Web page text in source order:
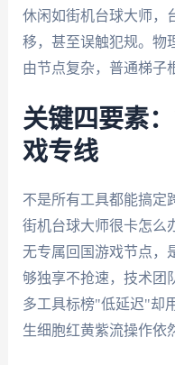
休闲如街机台球大师，
移，甚至误触犯规。物
由节点复杂，普通梯子
关键四要素
戏专线
不是所有工具都能搞定
街机台球大师很卡怎么
无专属回国游戏节点，
够独享不抢速，技术团
多工具标榜"低延迟"却
生细胞红黄紫流操作依